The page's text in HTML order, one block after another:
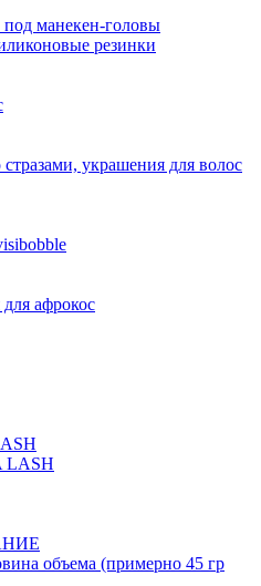
манекен-головы
резинки
украшения для волос
афрокос
LASH
объема (примерно 45 гр